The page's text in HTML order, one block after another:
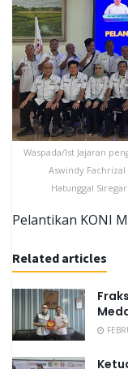
Waspada/Ist Jajaran
Aswindy Fachrizal
Hatunggal
Pelantikan KONI
Related articles